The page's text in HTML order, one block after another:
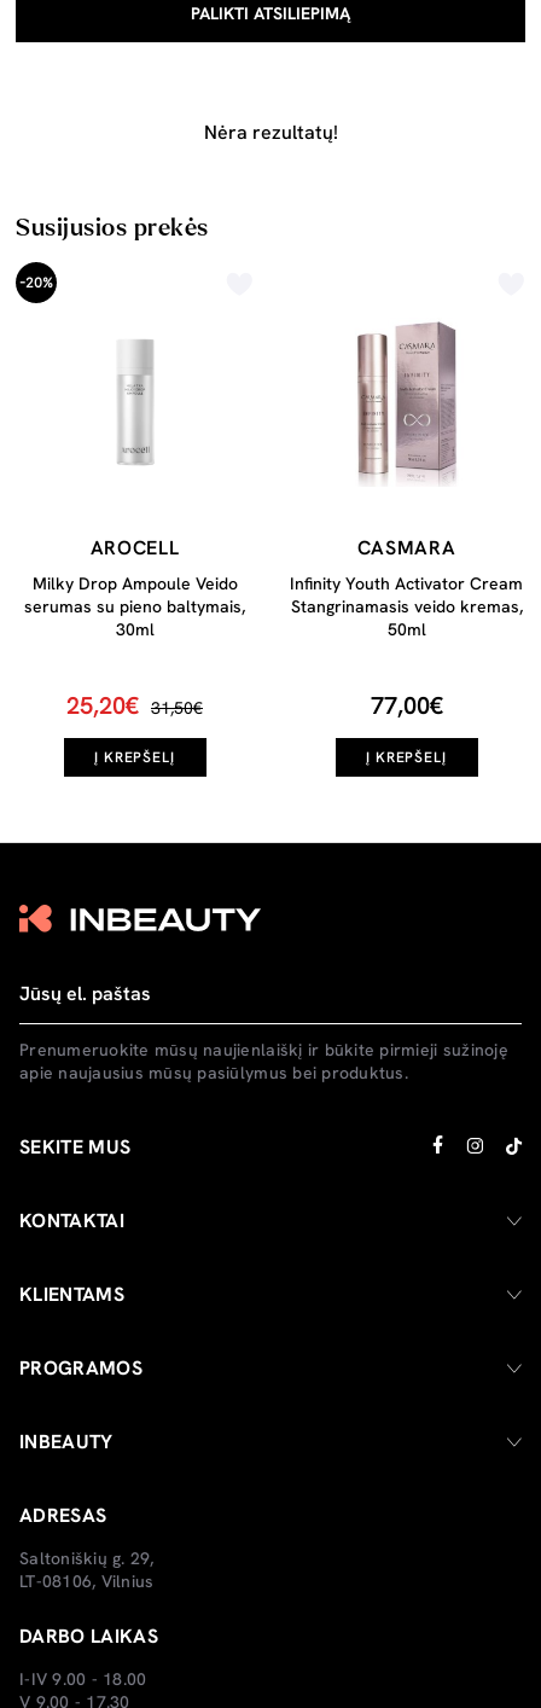
PALIKTI ATSILIEPIMĄ
Nėra rezultatų!
Susijusios prekės
-20%
AROCELL
Milky Drop Ampoule Veido
serumas su pieno baltymais,
30ml
25,20€ 31,50€
Į KREPŠELĮ
CASMARA
Infinity Youth Activator Cream
Stangrinamasis veido kremas,
50ml
77,00€
Į KREPŠELĮ
Prenumeruokite mūsų naujienlaiškį ir būkite pirmieji sužinoję
apie naujausius mūsų pasiūlymus bei produktus.
SEKITE MUS
KONTAKTAI
KLIENTAMS
PROGRAMOS
INBEAUTY
ADRESAS
Saltoniškių g. 29,
LT-08106, Vilnius
DARBO LAIKAS
I-IV 9.00 - 18.00
V 9.00 - 17.30